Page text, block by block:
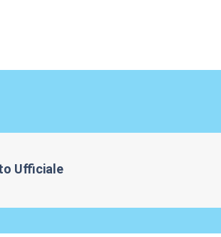
Ufficiale